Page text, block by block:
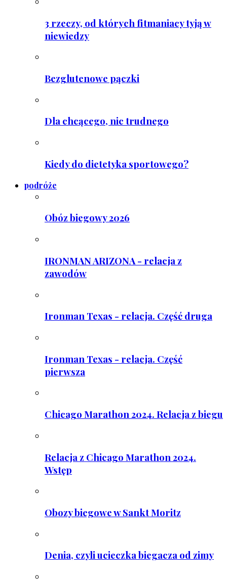
3 rzeczy, od których fitmaniacy tyją w
niewiedzy
Bezglutenowe pączki
Dla chcącego, nic trudnego
Kiedy do dietetyka sportowego?
podróże
Obóz biegowy 2026
IRONMAN ARIZONA - relacja z
zawodów
Ironman Texas - relacja. Część druga
Ironman Texas - relacja. Część
pierwsza
Chicago Marathon 2024. Relacja z biegu
Relacja z Chicago Marathon 2024.
Wstęp
Obozy biegowe w Sankt Moritz
Denia, czyli ucieczka biegacza od zimy